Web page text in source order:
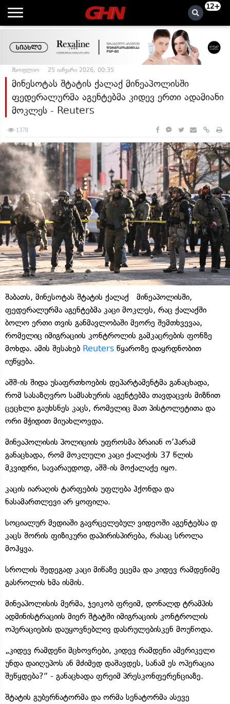
12+
მსოფლიო 25 იანვარი 2026, 00:35
მინესოტას შტატის ქალაქ მინეაპოლისში
ფედერალურმა აგენტებმა კიდევ ერთი ადამიანი
მოკლეს - Reuters
1378
შაბათს, მინესოტას შტატის ქალაქ მინეაპოლისში,
ფედერალურმა აგენტებმა კაცი მოკლეს, რაც ქალაქში
ბოლო ერთი თვის განმავლობაში მეორე შემთხვევაა,
რომელიც იმიგრაციის კონტროლის გამკაცრების ფონზე
მოხდა. ამის შესახებ Reuters წყაროზე დაყრდნობით
იუწყება.
აშშ-ის შიდა უსაფრთხოების დეპარტამენტმა განაცხადა,
რომ სასაზღვრო სამსახურის აგენტებმა თავდაცვის მიზნით
ცეცხლი გაუხსნეს კაცს, რომელიც მათ პისტოლეტითა და
ორი მჭიდით მიუახლოვდა.
მინეაპოლისის პოლიციის უფროსმა ბრაიან ო’ჰარამ
განაცხადა, რომ მოკლული კაცი ქალაქის 37 წლის
მკვიდრი, სავარაუდოდ, აშშ-ის მოქალაქე იყო.
კაცის იარაღის ტარფების უფლება ჰქონდა და
ნასამართლევი არ ყოფილა.
სოციალურ მედიაში გავრცელებულ ვიდეოში აგენტებსა დ
კაცს შორის ფიზიკური დაპირისპირება, რასაც სროლა
მოჰყვა.
სროლის შედეგად კაცი მიწაზე ეცემა და კიდევ რამდენიმე
გასროლის ხმა ისმის.
მინეაპოლისის მერმა, ჯეიკობ ფრეიმ, დონალდ ტრამპის
ადმინისტრაციის მიერ შტატში იმიგრაციის კონტროლის
ოპერაციების დაუყოვნებლივ დასრულებისკენ მოუწოდა.
„კიდევ რამდენი მცხოვრები, კიდევ რამდენი ამერიკელი
უნდა დაიღუპოს ან მძიმედ დაშავდეს, სანამ ეს ოპერაცია
შეწყდება?“ - განაცხადა ფრეიმ პრესკონფერენციაზე.
შტატის გუბერნატორმა და ორმა სენატორმა ასევე